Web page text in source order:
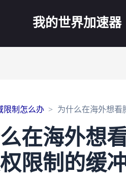
我的世界加速器
限制怎么办 为什么在海外想看
在海外想
限制的缓冲